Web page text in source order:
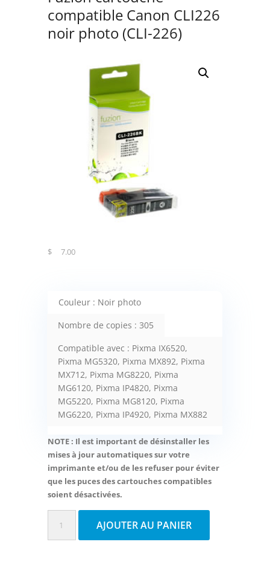
compatible Canon CLI226
noir photo (CLI-226)
$ 7.00
Couleur : Noir photo
Nombre de copies : 305
Compatible avec : Pixma IX6520,
Pixma MG5320, Pixma MX892, Pixma
MX712, Pixma MG8220, Pixma
MG6120, Pixma IP4820, Pixma
MG5220, Pixma MG8120, Pixma
MG6220, Pixma IP4920, Pixma MX882
NOTE : Il est important de désinstaller les
mises à jour automatiques sur votre
imprimante et/ou de les refuser pour éviter
que les puces des cartouches compatibles
soient désactivées.
AJOUTER AU PANIER